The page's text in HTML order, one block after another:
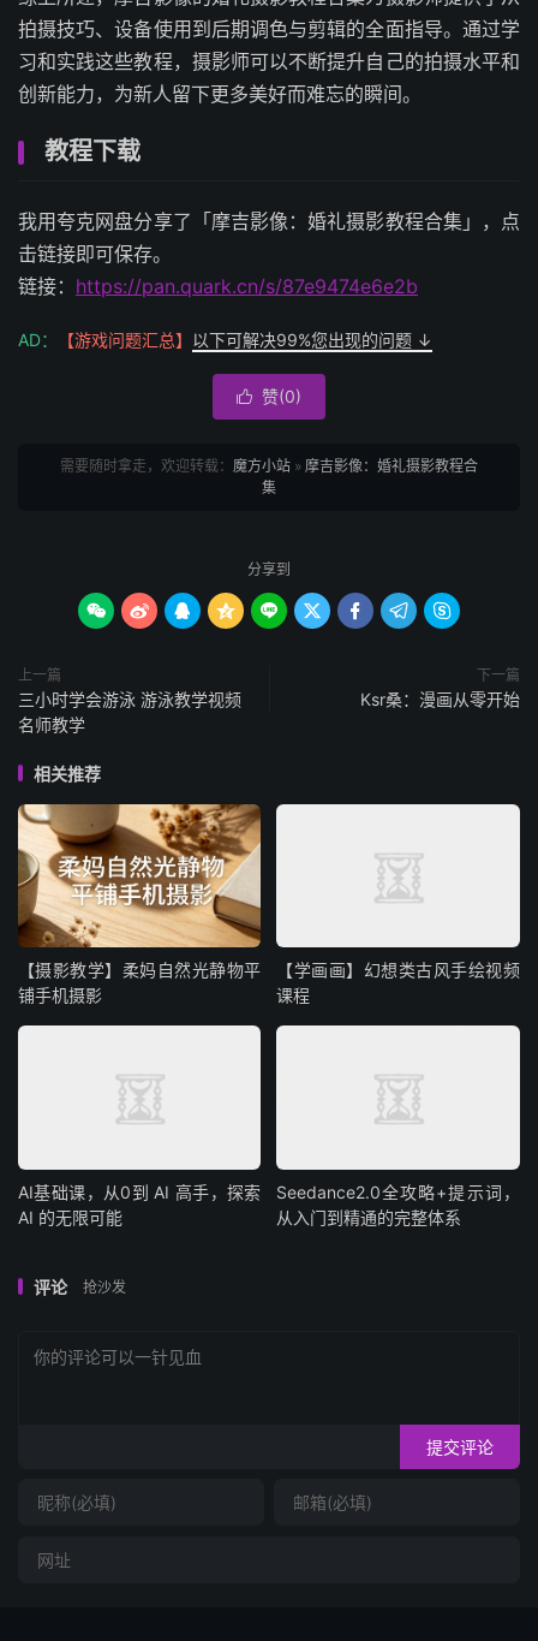
拍摄技巧、设备使用到后期调色与剪辑的全面指导。通过学
习和实践这些教程，摄影师可以不断提升自己的拍摄水平和
创新能力，为新人留下更多美好而难忘的瞬间。
教程下载
我用夸克网盘分享了「摩吉影像：婚礼摄影教程合集」，点
击链接即可保存。
链接： https://pan.quark.cn/s/87e9474e6e2b
AD： 【游戏问题汇总】 以下可解决99%您出现的问题 ↓
 赞(0)
需要随时拿走，欢迎转载： 魔方小站 » 摩吉影像：婚礼摄影教程合
集
分享到
        
上一篇
三小时学会游泳 游泳教学视频
名师教学
下一篇
Ksr桑：漫画从零开始
相关推荐
【摄影教学】柔妈自然光静物平
铺手机摄影
【学画画】幻想类古风手绘视频
课程
AI基础课，从0到 AI 高手，探索
AI 的无限可能
Seedance2.0全攻略+提示词，
从入门到精通的完整体系
评论 抢沙发
提交评论